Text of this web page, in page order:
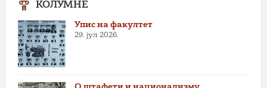
КОЛУМНЕ
Упис на факултет
29. јул 2026.